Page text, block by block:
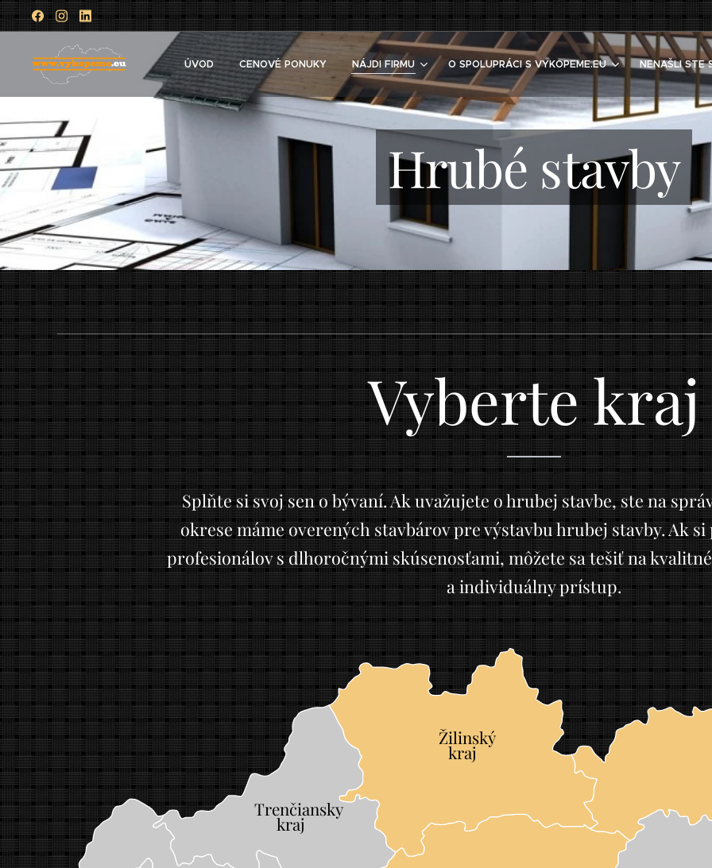
ÚVOD CENOVÉ PONUKY NÁJDI FIRMU O SPOLUPRÁCI S VYKOPEME.EU NENAŠLI STE
Hrubé stavby
Vyberte kraj
Splňte si svoj sen o bývaní. Ak uvažujete o hrubej stavbe, ste na
okrese máme overených stavbárov pre výstavbu hrubej stavby. Ak
profesionálov s dlhoročnými skúsenosťami, môžete sa tešiť na
a individuálny prístup.
Trenčiansky
kraj
Žilinský
kraj